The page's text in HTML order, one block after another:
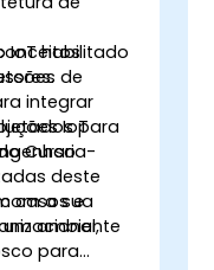
IoT habilitado
integrar
IoT
de
para
casos e
ambiente
Curso
deste
a sua
para